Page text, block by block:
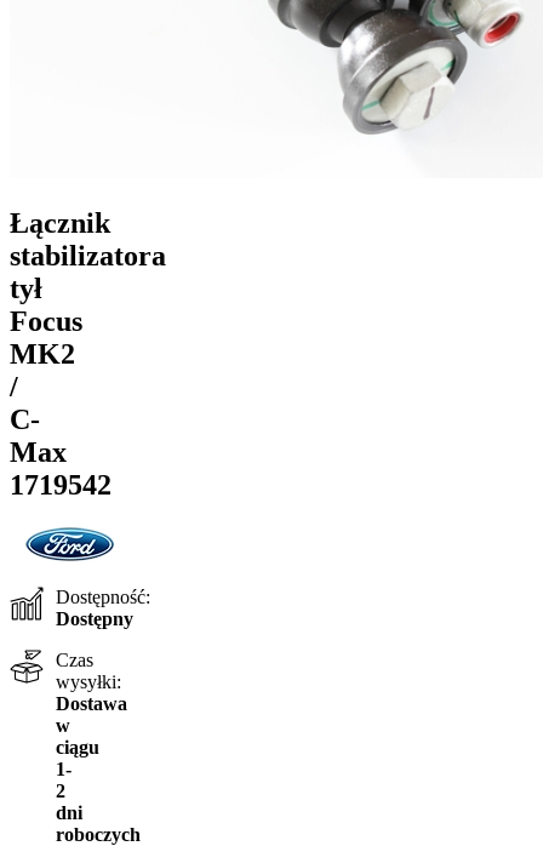
Łącznik
stabilizatora
tył
Focus
MK2
/
C-
Max
1719542
Dostępność:
Dostępny
Czas
wysyłki:
Dostawa
w
ciągu
1-
2
dni
roboczych